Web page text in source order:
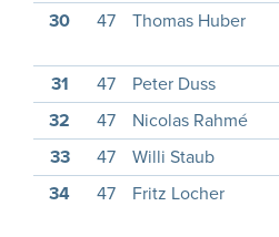
30
47 Thomas Huber
31
47 Peter Duss
32
47 Nicolas Rahmé
33
47 Willi Staub
34
47 Fritz Locher